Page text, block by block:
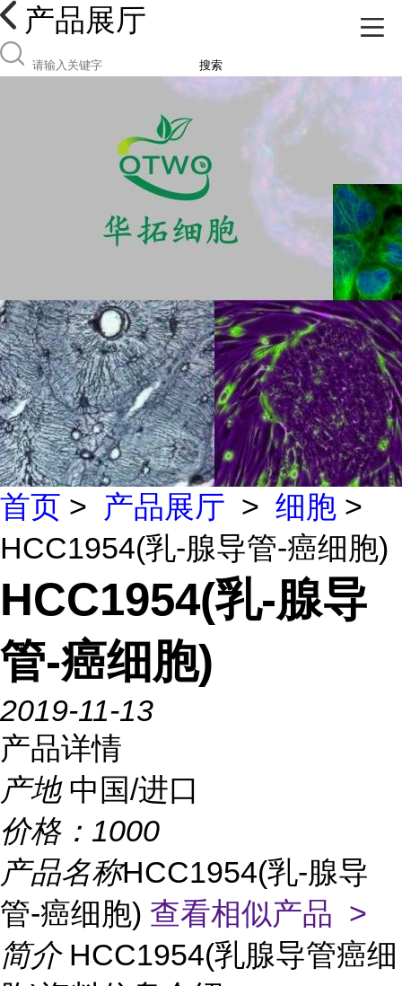
产品展厅
搜索
首页 > 产品展厅 > 细胞 >
HCC1954(乳-腺导管-癌细胞)
HCC1954(乳-腺导
管-癌细胞)
2019-11-13
产品详情
产地 中国/进口
价格： 1000
产品名称HCC1954(乳-腺导
管-癌细胞) 查看相似产品 >
简介 HCC1954(乳腺导管癌细